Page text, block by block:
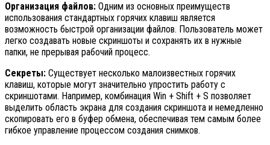
Организация файлов: Одним из основных преимуществ
использования стандартных горячих клавиш является
возможность быстрой организации файлов. Пользователь может
легко создавать новые скриншоты и сохранять их в нужные
папки, не прерывая рабочий процесс.
Секреты: Существует несколько малоизвестных горячих
клавиш, которые могут значительно упростить работу с
скриншотами. Например, комбинация Win + Shift + S позволяет
выделить область экрана для создания скриншота и немедленно
скопировать его в буфер обмена, обеспечивая тем самым более
гибкое управление процессом создания снимков.